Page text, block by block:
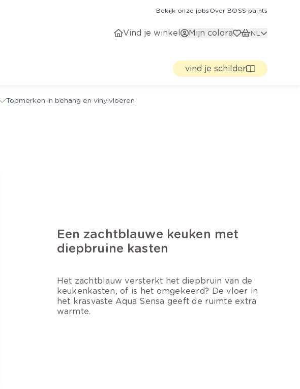
Bekijk onze jobs Over BOSS paints
Vind je winkel Mijn colora NL
vind je schilder
Topmerken in behang en vinylvloeren
Een zachtblauwe keuken met
diepbruine kasten
Het zachtblauw versterkt het diepbruin van de
keukenkasten, of is het omgekeerd? De vloer in
het krasvaste Aqua Sensa geeft de ruimte extra
warmte.